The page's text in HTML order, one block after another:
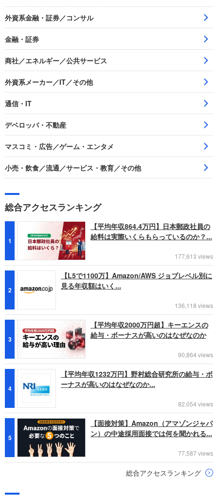
外資系金融・証券／コンサル
金融・証券
商社／エネルギー／公共サービス
外資系メーカー／IT／その他
通信・IT
デベロッパ・不動産
マスコミ・広告／ゲーム・エンタメ
小売・飲食／流通／サービス・教育／その他
総合アクセスランキング
1
【平均年収864.4万円】日本郵政社員の
給料は実際いくらもらっているのか？...
177,613 views
2
【L5で1100万】Amazon/AWS ジョブレベル別に
見る年収額はいく...
136,118 views
3
【平均年収2000万円超】キーエンスの
給与・ボーナスが高いのはなぜなのか
90,864 views
4
【平均年収1232万円】野村総合研究所の給与・ボ
ーナスが高いのはなぜなのか...
82,054 views
5
【面接対策】Amazon（アマゾンジャパ
ン）の中途採用面接では何を聞かれる...
77,587 views
総合アクセスランキング